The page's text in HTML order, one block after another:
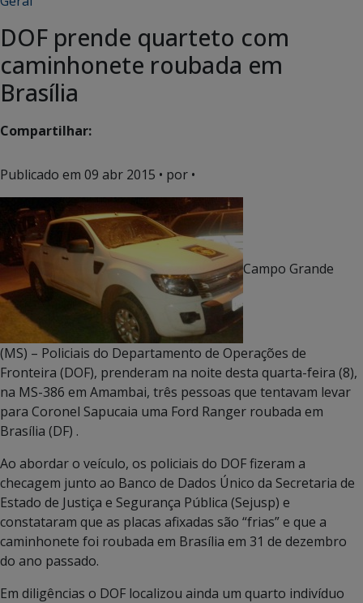
DOF prende quarteto com
caminhonete roubada em
Brasília
Compartilhar:
Publicado em 09 abr 2015 • por •
Campo Grande
(MS) – Policiais do Departamento de Operações de
Fronteira (DOF), prenderam na noite desta quarta-feira (8),
na MS-386 em Amambai, três pessoas que tentavam levar
para Coronel Sapucaia uma Ford Ranger roubada em
Brasília (DF) .
Ao abordar o veículo, os policiais do DOF fizeram a
checagem junto ao Banco de Dados Único da Secretaria de
Estado de Justiça e Segurança Pública (Sejusp) e
constataram que as placas afixadas são “frias” e que a
caminhonete foi roubada em Brasília em 31 de dezembro
do ano passado.
Em diligências o DOF localizou ainda um quarto indivíduo